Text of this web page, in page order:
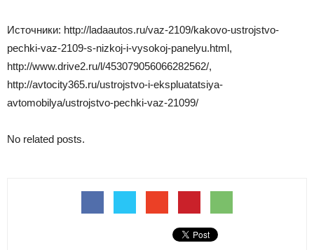
Источники: http://ladaautos.ru/vaz-2109/kakovo-ustrojstvo-
pechki-vaz-2109-s-nizkoj-i-vysokoj-panelyu.html,
http://www.drive2.ru/l/453079056066282562/,
http://avtocity365.ru/ustrojstvo-i-ekspluatatsiya-
avtomobilya/ustrojstvo-pechki-vaz-21099/
No related posts.